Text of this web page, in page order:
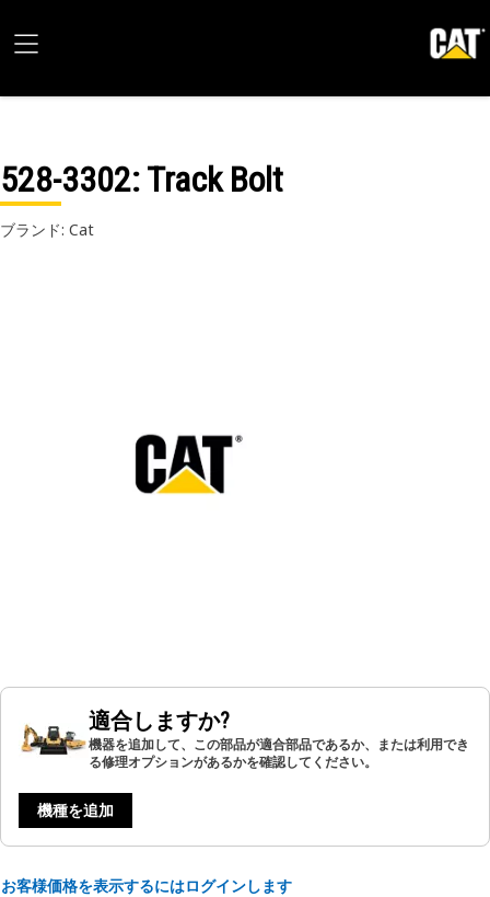
528-3302: Track Bolt
ブランド: Cat
適合しますか?
機器を追加して、この部品が適合部品であるか、または利用でき
る修理オプションがあるかを確認してください。
機種を追加
お客様価格を表示するにはログインします